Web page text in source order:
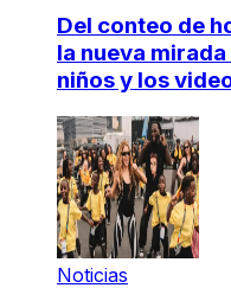
Del conteo de
la nueva
niños y los
Noticias